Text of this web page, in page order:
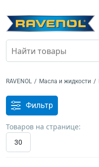
RAVENOL / Масла и жидкости /
Фильтр
Товаров на странице:
30